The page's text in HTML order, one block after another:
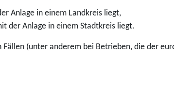
Anlage in einem Landkreis liegt,
der Anlage in einem Stadtkreis liegt.
(unter anderem bei Betrieben, die der